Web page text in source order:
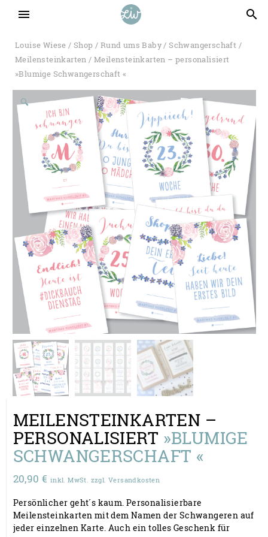
menu search
Louise Wiese / Shop / Rund ums Baby / Schwangerschaft /
Meilensteinkarten / Meilensteinkarten – personalisiert
»Blumige Schwangerschaft «
🔍
MEILENSTEINKARTEN –
PERSONALISIERT »BLUMIGE
SCHWANGERSCHAFT «
20,90 € inkl. MwSt. zzgl. Versandkosten
Persönlicher geht´s kaum. Personalisierbare
Meilensteinkarten mit dem Namen der Schwangeren auf
jeder einzelnen Karte. Auch ein tolles Geschenk für